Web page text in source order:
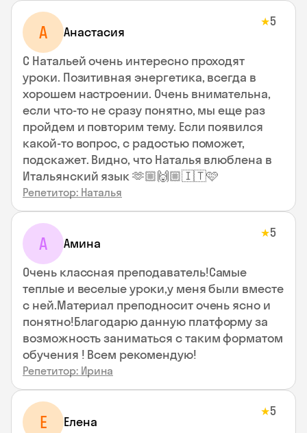
А Анастасия
★5
С Натальей очень интересно проходят
уроки. Позитивная энергетика, всегда в
хорошем настроении. Очень внимательна,
если что-то не сразу понятно, мы еще раз
пройдем и повторим тему. Если появился
какой-то вопрос, с радостью поможет,
подскажет. Видно, что Наталья влюблена в
Итальянский язык 🫶🏼🙌🏼🇮🇹🩷
Репетитор: Наталья
А Амина
★5
Очень классная преподаватель!Самые
теплые и веселые уроки,у меня были вместе
с ней.Материал преподносит очень ясно и
понятно!Благодарю данную платформу за
возможность заниматься с таким форматом
обучения ! Всем рекомендую!
Репетитор: Ирина
Е Елена
★5